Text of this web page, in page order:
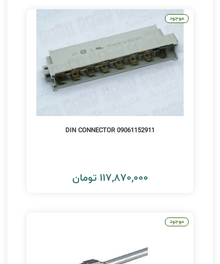
DIN CONNECTOR 09061152911
117,870,000 تومان
موجود
موجود